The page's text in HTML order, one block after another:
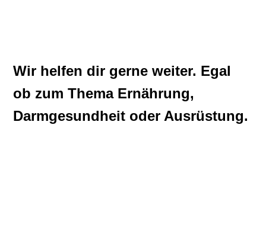
Wir helfen dir gerne weiter. Egal
ob zum Thema Ernährung,
Darmgesundheit oder Ausrüstung.